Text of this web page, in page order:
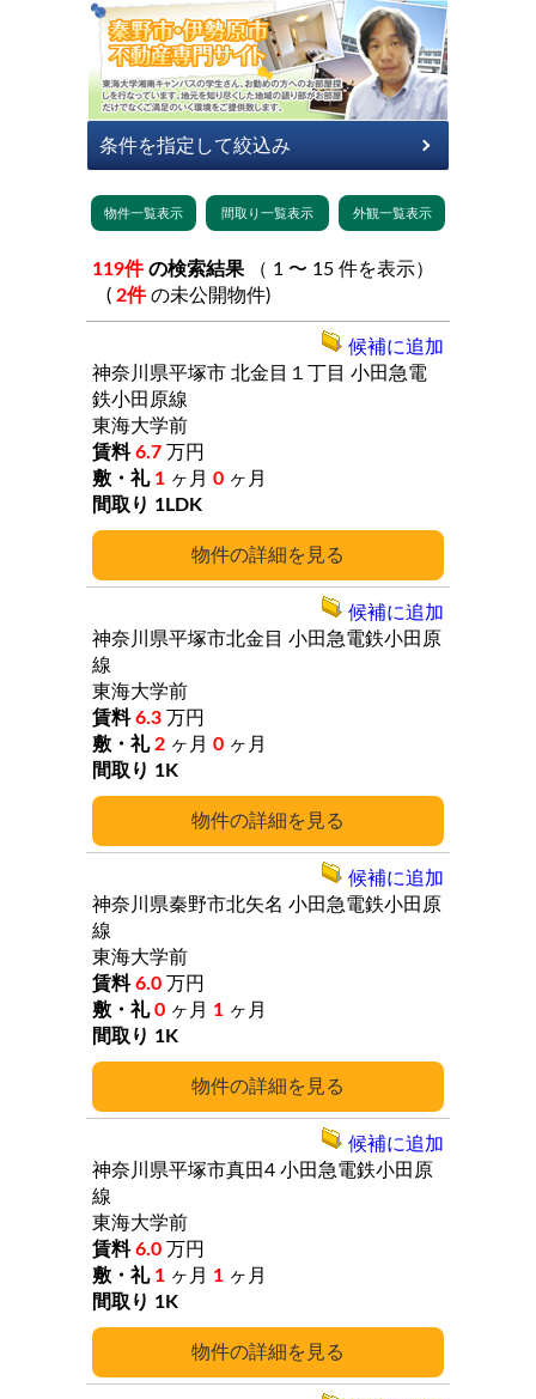
119件 の検索結果
( 2件 の未公開物件)
詳細
神奈川県平塚市 北金目１丁目 小田急電
鉄小田原線
東海大学前
6.7 万円
1 ヶ月 0 ヶ月
1LDK
候補に追加
詳細
神奈川県平塚市北金目 小田急電鉄小田原
線
東海大学前
6.3 万円
2 ヶ月 0 ヶ月
1K
候補に追加
詳細
神奈川県秦野市北矢名 小田急電鉄小田原
線
東海大学前
6.0 万円
0 ヶ月 1 ヶ月
1K
候補に追加
詳細
神奈川県平塚市真田4 小田急電鉄小田原
線
東海大学前
6.0 万円
1 ヶ月 1 ヶ月
1K
候補に追加